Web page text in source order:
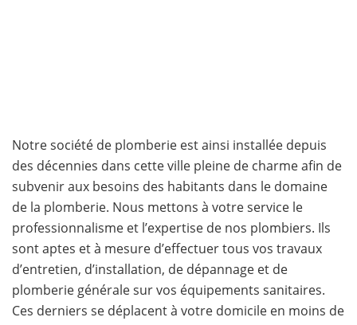
Notre société de plomberie est ainsi installée depuis
des décennies dans cette ville pleine de charme afin de
subvenir aux besoins des habitants dans le domaine
de la plomberie. Nous mettons à votre service le
professionnalisme et l’expertise de nos plombiers. Ils
sont aptes et à mesure d’effectuer tous vos travaux
d’entretien, d’installation, de dépannage et de
plomberie générale sur vos équipements sanitaires.
Ces derniers se déplacent à votre domicile en moins de